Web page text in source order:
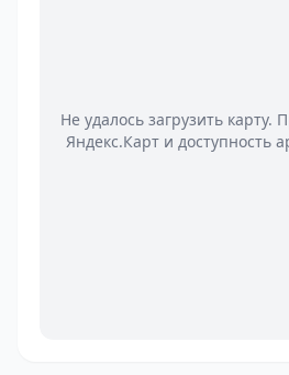
Не удалось загрузить карту.
Яндекс.Карт и доступность